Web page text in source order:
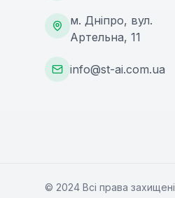
м. Дніпро, вул.
Артельна, 11
info@st-ai.com.ua
© 2024 Всі права захищені